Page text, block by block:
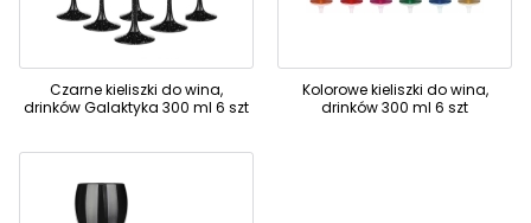
Czarne kieliszki do wina,
drinków Galaktyka 300 ml 6 szt
Kolorowe kieliszki do wina,
drinków 300 ml 6 szt